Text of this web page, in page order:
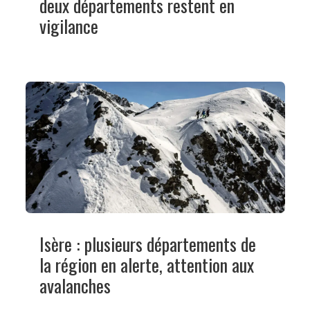
vigilance
Isère : plusieurs départements de
la région en alerte, attention aux
avalanches